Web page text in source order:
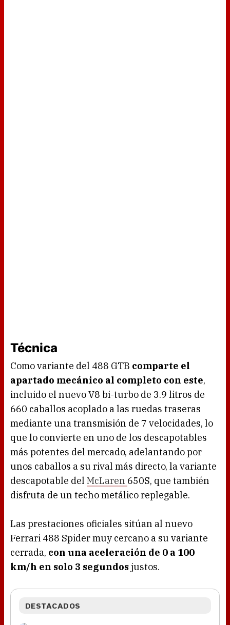
Técnica
Como variante del 488 GTB comparte el
apartado mecánico al completo con este,
incluido el nuevo V8 bi-turbo de 3.9 litros de
660 caballos acoplado a las ruedas traseras
mediante una transmisión de 7 velocidades, lo
que lo convierte en uno de los descapotables
más potentes del mercado, adelantando por
unos caballos a su rival más directo, la variante
descapotable del McLaren 650S, que también
disfruta de un techo metálico replegable.
Las prestaciones oficiales sitúan al nuevo
Ferrari 488 Spider muy cercano a su variante
cerrada, con una aceleración de 0 a 100
km/h en solo 3 segundosjustos.
DESTACADOS